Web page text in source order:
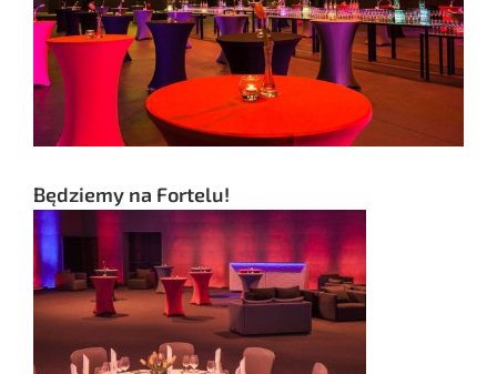
Będziemy na Fortelu!